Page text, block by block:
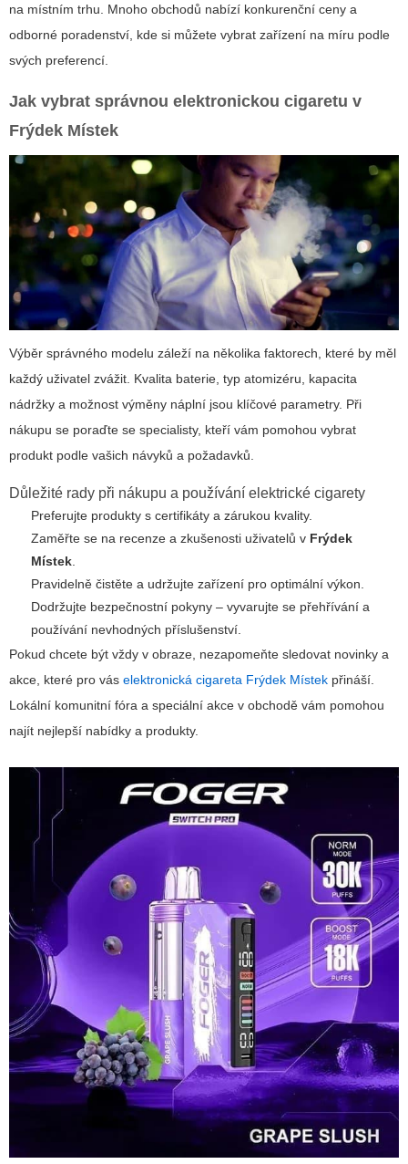
na místním trhu. Mnoho obchodů nabízí konkurenční ceny a
odborné poradenství, kde si můžete vybrat zařízení na míru podle
svých preferencí.
Jak vybrat správnou elektronickou cigaretu v
Frýdek Místek
Výběr správného modelu záleží na několika faktorech, které by měl
každý uživatel zvážit. Kvalita baterie, typ atomizéru, kapacita
nádržky a možnost výměny náplní jsou klíčové parametry. Při
nákupu se poraďte se specialisty, kteří vám pomohou vybrat
produkt podle vašich návyků a požadavků.
Důležité rady při nákupu a používání elektrické cigarety
Preferujte produkty s certifikáty a zárukou kvality.
Zaměřte se na recenze a zkušenosti uživatelů v Frýdek
Místek
Pravidelně čistěte a udržujte zařízení pro optimální výkon.
Dodržujte bezpečnostní pokyny – vyvarujte se přehřívání a
používání nevhodných příslušenství.
Pokud chcete být vždy v obraze, nezapomeňte sledovat novinky a
akce, které pro vás elektronická cigareta Frýdek Místek přináší.
Lokální komunitní fóra a speciální akce v obchodě vám pomohou
najít nejlepší nabídky a produkty.